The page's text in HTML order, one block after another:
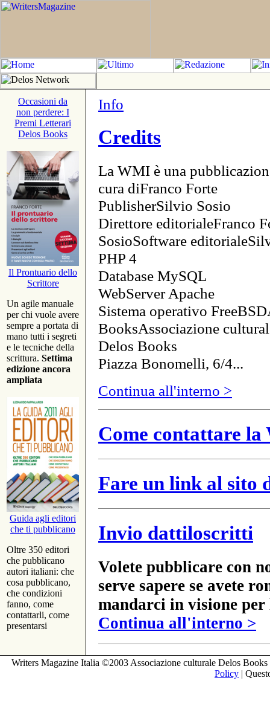
Occasioni da
non perdere: I
Premi Letterari
Delos Books
Il Prontuario dello
Scrittore
Un agile manuale
per chi vuole avere
sempre a portata di
mano tutti i segreti
e le tecniche della
scrittura. Settima
edizione ancora
ampliata
Guida agli editori
che ti pubblicano
Oltre 350 editori
che pubblicano
autori italiani: che
cosa pubblicano,
che condizioni
fanno, come
contattarli, come
presentarsi
Info
Credits
La WMI è una
cura diFranco Forte
PublisherSilvio Sosio
Direttore editorialeFranco
SosioSoftware
PHP 4
Database MySQL
WebServer Apache
Sistema operativo
BooksAssociazione
Delos Books
Piazza Bonomelli, 6/4...
Continua all'interno >
Come contattare
Fare un link al sito
Invio dattiloscritti
Volete pubblicare con
serve sapere se avete
mandarci in visione
Continua all'interno >
Writers Magazine Italia ©2003 Associazione culturale Delos
Policy |